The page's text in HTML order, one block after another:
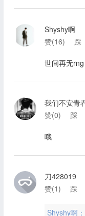
Shyshy啊
赞(16) 踩
世间再无
我们不安青
赞(0) 踩
哦
刀428019
赞(1) 踩
Shyshy啊：